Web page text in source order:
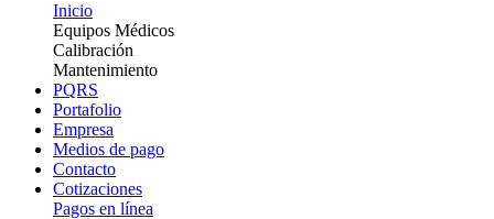
Inicio
Equipos Médicos
Calibración
Mantenimiento
PQRS
Portafolio
Empresa
Medios de pago
Contacto
Cotizaciones
Pagos en línea